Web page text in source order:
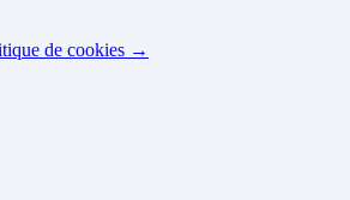
de cookies →